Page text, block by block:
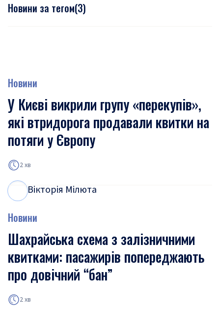
Новини за тегом(3)
Новини
У Києві викрили групу «перекупів»,
які втридорога продавали квитки на
потяги у Європу
2 хв
Вікторія Мілюта
Новини
Шахрайська схема з залізничними
квитками: пасажирів попереджають
про довічний “бан”
2 хв